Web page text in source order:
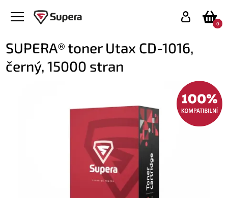
0
SUPERA® toner Utax CD-1016,
černý, 15000 stran